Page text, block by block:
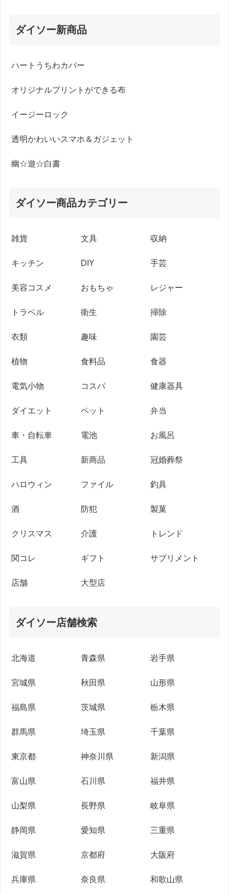
ダイソー新商品
ハートうちわカバー
オリジナルプリントができる布
イージーロック
透明かわいいスマホ＆ガジェット
幽☆遊☆白書
ダイソー商品カテゴリー
雑貨 文具 収納
キッチン DIY 手芸
美容コスメ おもちゃ レジャー
トラベル 衛生 掃除
衣類 趣味 園芸
植物 食料品 食器
電気小物 コスパ 健康器具
ダイエット ペット 弁当
車・自転車 電池 お風呂
工具 新商品 冠婚葬祭
ハロウィン ファイル 釣具
酒 防犯 製菓
クリスマス 介護 トレンド
関コレ ギフト サプリメント
店舗 大型店
ダイソー店舗検索
北海道 青森県 岩手県
宮城県 秋田県 山形県
福島県 茨城県 栃木県
群馬県 埼玉県 千葉県
東京都 神奈川県 新潟県
富山県 石川県 福井県
山梨県 長野県 岐阜県
静岡県 愛知県 三重県
滋賀県 京都府 大阪府
兵庫県 奈良県 和歌山県